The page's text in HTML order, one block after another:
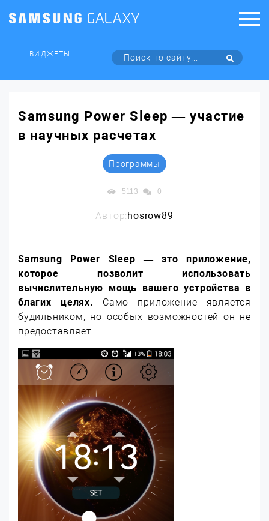
ВИДЖЕТЫ
Samsung Power Sleep — участие
в научных расчетах
Программы
5113 0
Автор:hosrow89
Samsung Power Sleep — это приложение,
которое позволит использовать
вычислительную мощь вашего устройства в
благих целях. Само приложение является
будильником, но особых возможностей он не
предоставляет.